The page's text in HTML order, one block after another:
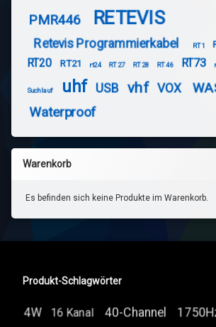
PMR446
RETEVIS
Retevis Programmierkabel RT1
RT20 RT21 rt24 RT27 RT28 RT46 RT73
Suchlauf uhf USB vhf VOX
Waterproof
Warenkorb
Es befinden sich keine Produkte im Warenkorb.
Produkt-Schlagwörter
4W 16 Kanal 40-Channel